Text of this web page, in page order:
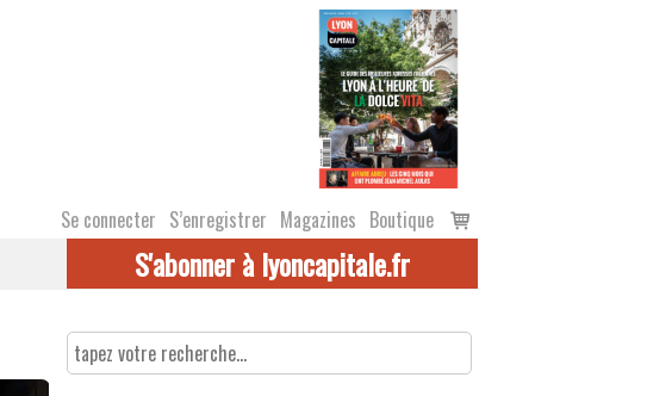
Se connecter S’enregistrer Magazines Boutique
Voir
le
S'abonner à lyoncapitale.fr